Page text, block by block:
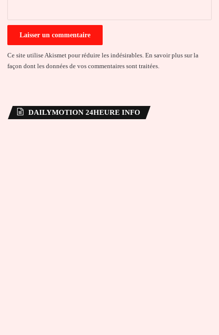
Ce site utilise Akismet pour réduire les indésirables. En savoir plus sur la
façon dont les données de vos commentaires sont traitées.
DAILYMOTION 24HEURE INFO